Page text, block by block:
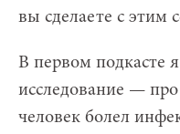
вы сделаете с этим
В первом подкасте
исследование — про
человек болел